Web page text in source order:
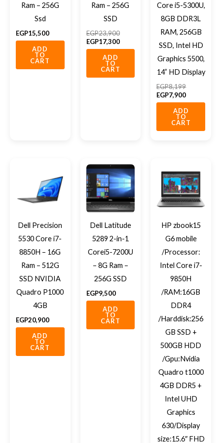
Ram – 256G
Ssd
EGP15,500
ADD
TO
CART
Ram – 256G
SSD
EGP23,900
EGP17,300
ADD
TO
CART
Core i5-5300U,
8GB DDR3L
RAM, 256GB
SSD, Intel HD
Graphics 5500,
14” HD Display
EGP8,199
EGP7,900
ADD
TO
CART
Dell Precision
5530 Core i7-
8850H – 16G
Ram – 512G
SSD NVIDIA
Quadro P1000
4GB
EGP20,900
ADD
TO
CART
Dell Latitude
5289 2-in-1
Corei5-7200U
– 8G Ram –
256G SSD
EGP9,500
ADD
TO
CART
HP zbook15
G6 mobile
/Processor:
Intel Core i7-
9850H
/RAM:16GB
DDR4
/Harddisk:256
GB SSD +
500GB HDD
/Gpu:Nvidia
Quadro t1000
4GB DDR5 +
Intel UHD
Graphics
630/Display
size:15.6″ FHD